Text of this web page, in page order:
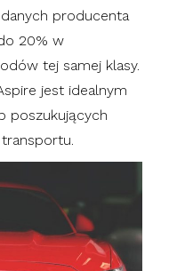
producenta
20% w
tej samej klasy.
jest idealnym
poszukujących